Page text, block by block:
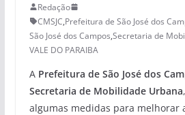
Redação
CMSJC,Prefeitura de São José dos
São José dos Campos,Secretaria de
VALE DO PARAIBA
A Prefeitura de São José dos
Secretaria de Mobilidade Urbana
algumas medidas para melhorar